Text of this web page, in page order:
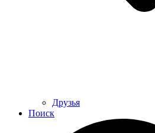
Друзья
Поиск